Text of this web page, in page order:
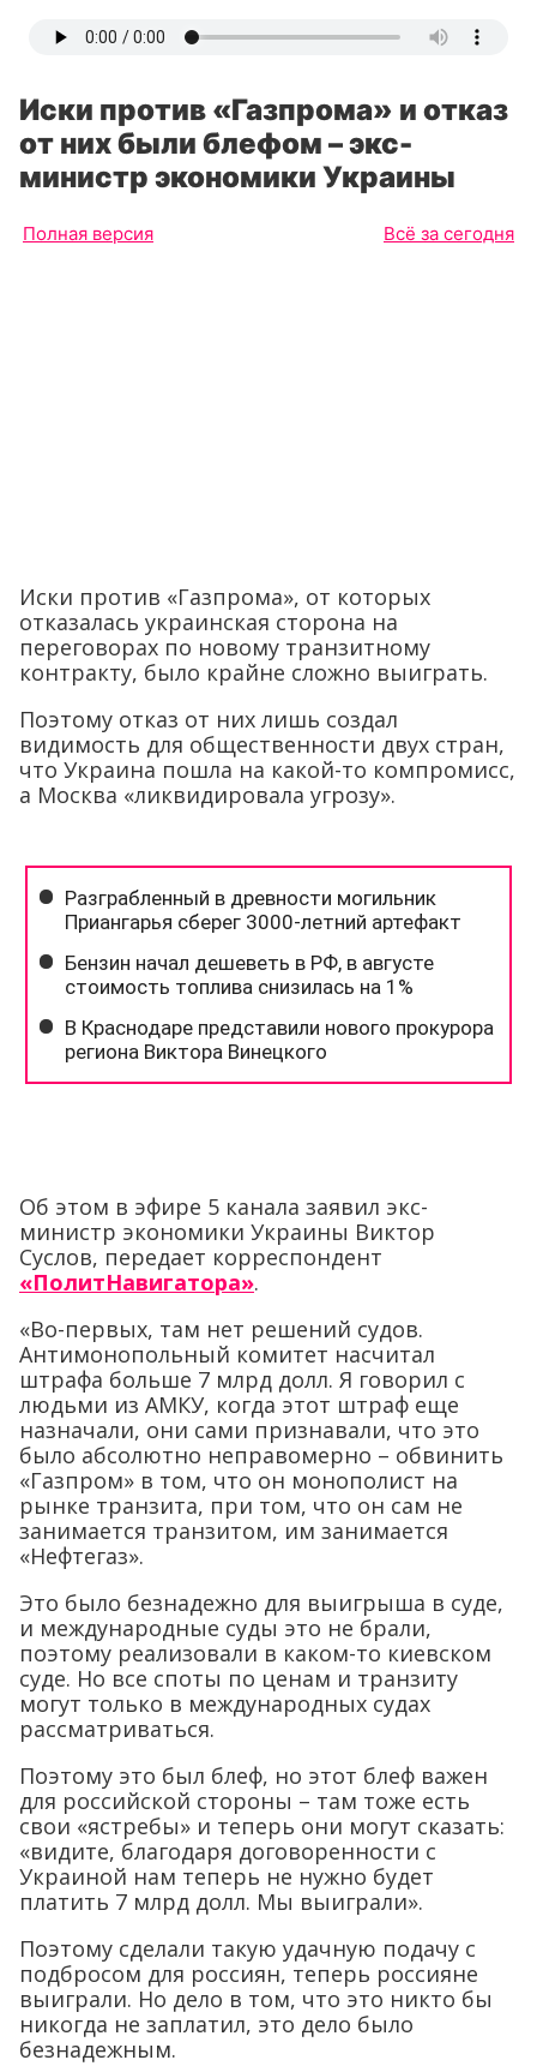
Иски против «Газпрома» и отказ
от них были блефом – экс-
министр экономики Украины
Полная версия Всё за сегодня
Иски против «Газпрома», от которых
отказалась украинская сторона на
переговорах по новому транзитному
контракту, было крайне сложно выиграть.
Поэтому отказ от них лишь создал
видимость для общественности двух стран,
что Украина пошла на какой-то компромисс,
а Москва «ликвидировала угрозу».
Об этом в эфире 5 канала заявил экс-
министр экономики Украины Виктор
Суслов, передает корреспондент
«ПолитНавигатора».
«Во-первых, там нет решений судов.
Антимонопольный комитет насчитал
штрафа больше 7 млрд долл. Я говорил с
людьми из АМКУ, когда этот штраф еще
назначали, они сами признавали, что это
было абсолютно неправомерно – обвинить
«Газпром» в том, что он монополист на
рынке транзита, при том, что он сам не
занимается транзитом, им занимается
«Нефтегаз».
Это было безнадежно для выигрыша в суде,
и международные суды это не брали,
поэтому реализовали в каком-то киевском
суде. Но все споты по ценам и транзиту
могут только в международных судах
рассматриваться.
Поэтому это был блеф, но этот блеф важен
для российской стороны – там тоже есть
свои «ястребы» и теперь они могут сказать:
«видите, благодаря договоренности с
Украиной нам теперь не нужно будет
платить 7 млрд долл. Мы выиграли».
Поэтому сделали такую удачную подачу с
подбросом для россиян, теперь россияне
выиграли. Но дело в том, что это никто бы
никогда не заплатил, это дело было
безнадежным.